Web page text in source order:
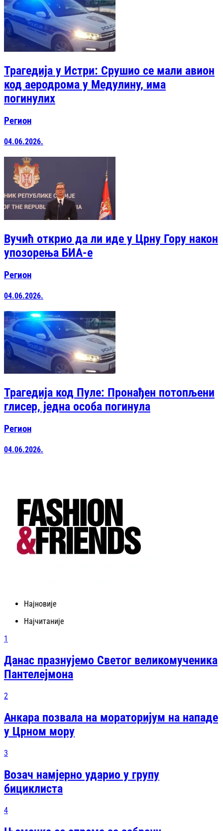
Трагедија у Истри: Срушио се мали авион
код аеродрома у Медулину, има
погинулих
Регион
04.06.2026.
Вучић открио да ли иде у Црну Гору након
упозорења БИА-е
Регион
04.06.2026.
Трагедија код Пуле: Пронађен потопљени
глисер, једна особа погинула
Регион
04.06.2026.
Најновије
Најчитаније
1
Данас празнујемо Светог великомученика
Пантелејмона
2
Анкара позвала на мораторијум на нападе
у Црном мору
3
Возач намјерно ударио у групу
бициклиста
4